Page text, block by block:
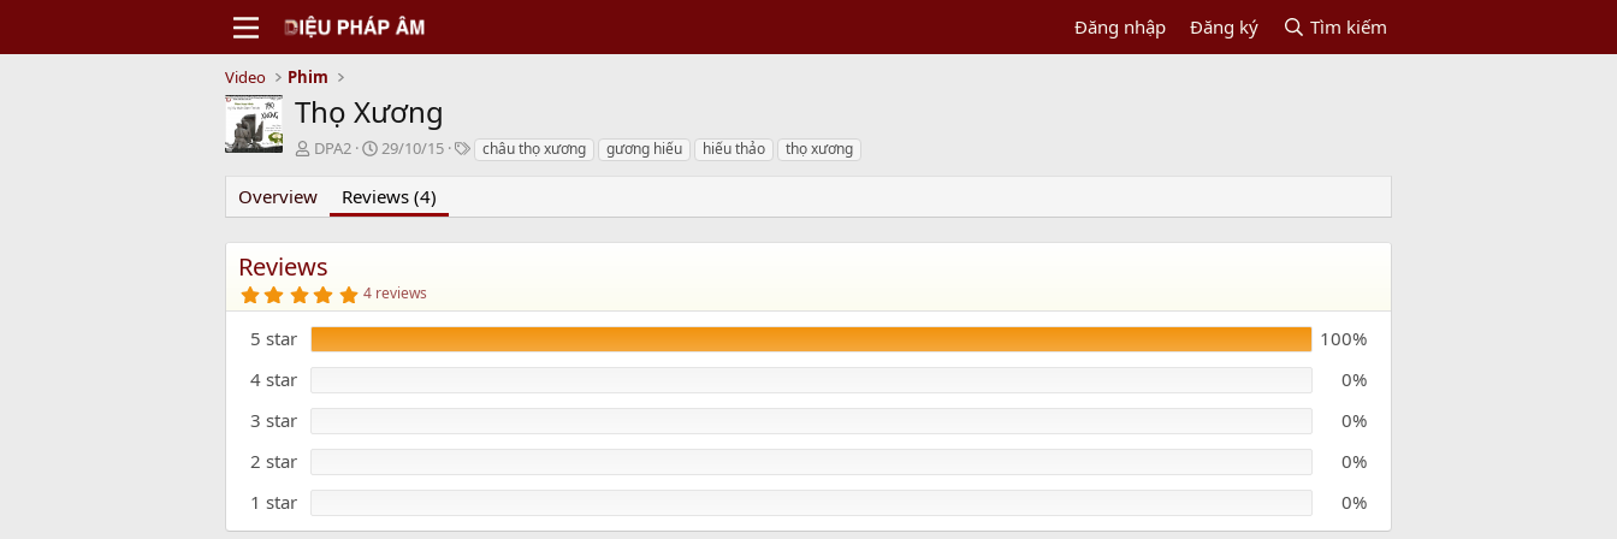
Đăng nhập Đăng ký Tìm kiếm
Video Phim
Thọ Xương
N
ư
ờ
ử
i
DPA2
C
e
a
n
a
t
29/10/15
T
s
châu thọ xương gương hiếu hiếu thảo thọ xương
Overview Reviews (4)
Reviews
5
.
0
0
s
a
r
s
4 reviews
5 star
100%
4 star
0%
3 star
0%
2 star
0%
1 star
0%